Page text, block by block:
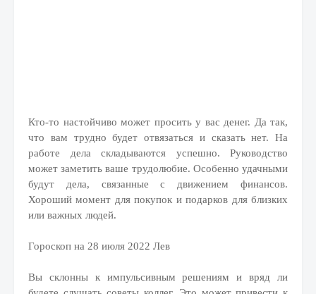
Кто-то настойчиво может просить у вас денег. Да так,
что вам трудно будет отвязаться и сказать нет. На
работе дела складываются успешно. Руководство
может заметить ваше трудолюбие. Особенно удачными
будут дела, связанные с движением финансов.
Хороший момент для покупок и подарков для близких
или важных людей.
Гороскоп на 28 июля 2022 Лев
Вы склонны к импульсивным решениям и вряд ли